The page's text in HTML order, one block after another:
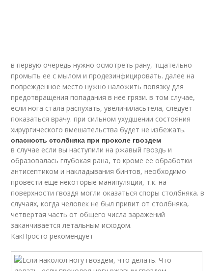
в первую очередь нужно осмотреть рану, тщательно
промыть ее с мылом и продезинфицировать. далее на
поврежденное место нужно наложить повязку для
предотвращения попадания в нее грязи. в том случае,
если нога стала распухать, увеличиласьтела, следует
показаться врачу. при сильном ухудшении состояния
хирургического вмешательства будет не избежать.
опасность столбняка при проколе гвоздем
в случае если вы наступили на ржавый гвоздь и
образовалась глубокая рана, то кроме ее обработки
антисептиком и накладывания бинтов, необходимо
провести еще некоторые манипуляции, т.к. на
поверхности гвоздя могли оказаться споры столбняка. в
случаях, когда человек не был привит от столбняка,
четвертая часть от общего числа заражений
заканчивается летальным исходом.
КакПросто рекомендует